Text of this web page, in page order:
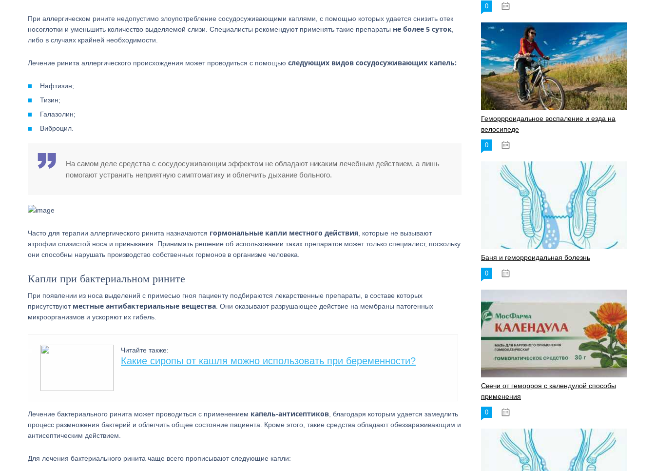
При аллергическом рините недопустимо злоупотребление сосудосуживающими каплями, с помощью которых удается снизить отек
носоглотки и уменьшить количество выделяемой слизи. Специалисты рекомендуют применять такие препараты не более 5 суток
либо в случаях крайней необходимости.
Лечение ринита аллергического происхождения может проводиться с помощью следующих видов сосудосуживающих капель:
Нафтизин;
Тизин;
Галазолин;
Виброцил.
На самом деле средства с сосудосуживающим эффектом не обладают никаким лечебным действием, а лишь
помогают устранить неприятную симптоматику и облегчить дыхание больного.
Часто для терапии аллергического ринита назначаются гормональные капли местного действия , которые не вызывают
атрофии слизистой носа и привыкания. Принимать решение об использовании таких препаратов может только специалист, поскольку
они способны нарушать производство собственных гормонов в организме человека.
Капли при бактериальном рините
При появлении из носа выделений с примесью гноя пациенту подбираются лекарственные препараты, в составе которых
присутствуют местные антибактериальные вещества . Они оказывают разрушающее действие на мембраны патогенных
микроорганизмов и ускоряют их гибель.
Читайте также:
Какие сиропы от кашля можно использовать при беременности?
Лечение бактериального ринита может проводиться с применением капель-антисептиков , благодаря которым удается замедлить
процесс размножения бактерий и облегчить общее состояние пациента. Кроме этого, такие средства обладают обеззараживающим и
антисептическим действием.
Для лечения бактериального ринита чаще всего прописывают следующие капли:
0
Геморрроидальное воспаление и езда на
велосипеде
0
Баня и геморроидальная болезнь
0
Свечи от геморроя с календулой способы
применения
0